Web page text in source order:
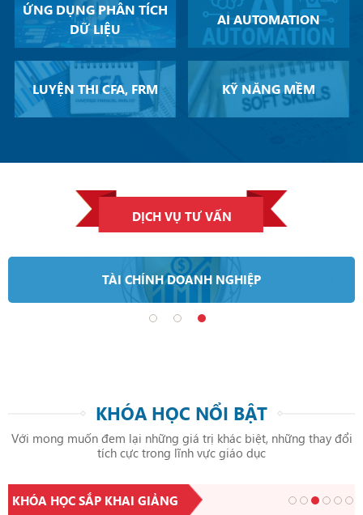
ỨNG DỤNG PHÂN TÍCH
DỮ LIỆU
AI AUTOMATION
LUYỆN THI CFA, FRM KỸ NĂNG MỀM
DỊCH VỤ TƯ VẤN
TÀI CHÍNH DOANH NGHIỆP
KHÓA HỌC NỔI BẬT
Với mong muốn đem lại những giá trị khác biệt, những thay đổi
tích cực trong lĩnh vực giáo dục
KHÓA HỌC SẮP KHAI GIẢNG